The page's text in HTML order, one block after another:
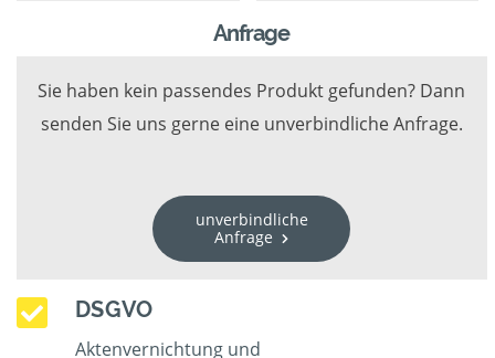
Anfrage
Sie haben kein passendes Produkt gefunden? Dann
senden Sie uns gerne eine unverbindliche Anfrage.
unverbindliche
Anfrage
DSGVO
Aktenvernichtung und